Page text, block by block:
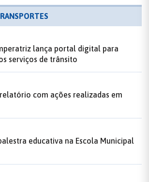
lança portal digital para
serviços de trânsito
com ações realizadas em
educativa na Escola Municipal